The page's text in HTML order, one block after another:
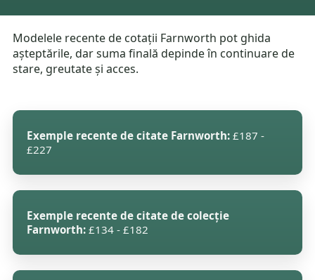
Modelele recente de cotații Farnworth pot ghida
așteptările, dar suma finală depinde în continuare de
stare, greutate și acces.
Exemple recente de citate Farnworth: £187 -
£227
Exemple recente de citate de colecție
Farnworth: £134 - £182